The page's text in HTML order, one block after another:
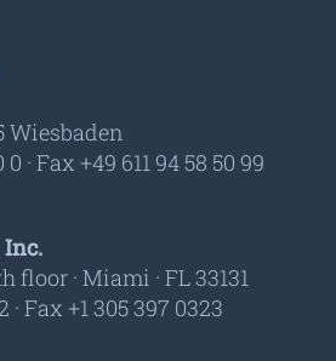
Wiesbaden
· Fax +49 611 94 58 50 99
floor · Miami · FL 33131
· Fax +1 305 397 0323